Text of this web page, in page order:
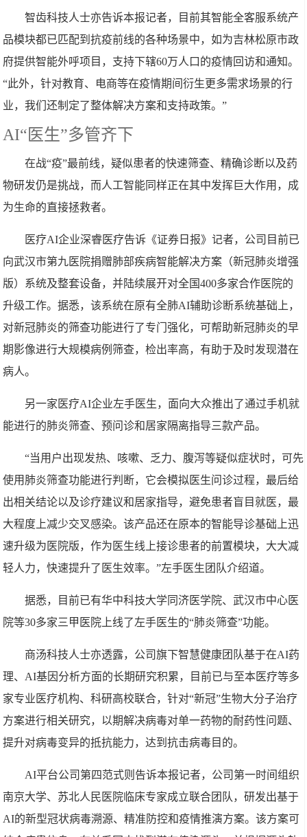
智齿科技人士亦告诉本报记者，目前其智能全客服系统产
品模块都已匹配到抗疫前线的各种场景中，如为吉林松原市政
府提供智能外呼项目，支持下辖60万人口的疫情回访和通知。
“此外，针对教育、电商等在疫情期间衍生更多需求场景的行
业，我们还制定了整体解决方案和支持政策。”
AI“医生”多管齐下
在战“疫”最前线，疑似患者的快速筛查、精确诊断以及药
物研发仍是挑战，而人工智能同样正在其中发挥巨大作用，成
为生命的直接拯救者。
医疗AI企业深睿医疗告诉《证券日报》记者，公司目前已
向武汉市第九医院捐赠肺部疾病智能解决方案（新冠肺炎增强
版）系统及整套设备，并陆续展开对全国400多家合作医院的
升级工作。据悉，该系统在原有全肺AI辅助诊断系统基础上，
对新冠肺炎的筛查功能进行了专门强化，可帮助新冠肺炎的早
期影像进行大规模病例筛查，检出率高，有助于及时发现潜在
病人。
另一家医疗AI企业左手医生，面向大众推出了通过手机就
能进行的肺炎筛查、预问诊和居家隔离指导三款产品。
“当用户出现发热、咳嗽、乏力、腹泻等疑似症状时，可先
使用肺炎筛查功能进行判断，它会模拟医生问诊过程，最后给
出相关结论以及诊疗建议和居家指导，避免患者盲目就医，最
大程度上减少交叉感染。该产品还在原本的智能导诊基础上迅
速升级为医院版，作为医生线上接诊患者的前置模块，大大减
轻人力，快速提升了医生效率。”左手医生团队介绍道。
据悉，目前已有华中科技大学同济医学院、武汉市中心医
院等30多家三甲医院上线了左手医生的“肺炎筛查”功能。
商汤科技人士亦透露，公司旗下智慧健康团队基于在AI药
理、AI基因分析方面的长期研究积累，目前已与至本医疗等多
家专业医疗机构、科研高校联合，针对“新冠”生物大分子治疗
方案进行相关研究，以期解决病毒对单一药物的耐药性问题、
提升对病毒变异的抵抗能力，达到抗击病毒目的。
AI平台公司第四范式则告诉本报记者，公司第一时间组织
南京大学、苏北人民医院临床专家成立联合团队，研发出基于
AI的新型冠状病毒溯源、精准防控和疫情推演方案。该方案可